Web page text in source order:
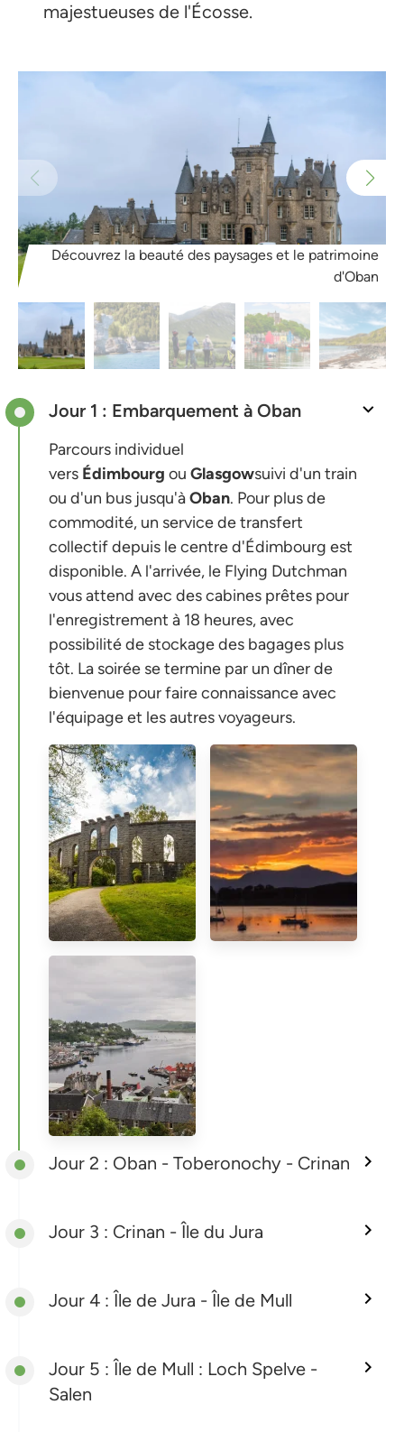
majestueuses de l'Écosse.
Découvrez la beauté des paysages et le patrimoine
d'Oban
Jour 1 : Embarquement à Oban
Parcours individuel
vers Édimbourg ou Glasgowsuivi d'un train
ou d'un bus jusqu'àOban. Pour plus de
commodité, un service de transfert
collectif depuis le centre d'Édimbourg est
disponible. A l'arrivée, le Flying Dutchman
vous attend avec des cabines prêtes pour
l'enregistrement à 18 heures, avec
possibilité de stockage des bagages plus
tôt. La soirée se termine par un dîner de
bienvenue pour faire connaissance avec
l'équipage et les autres voyageurs.
Jour 2 : Oban - Toberonochy - Crinan
Jour 3 : Crinan - Île du Jura
Jour 4 : Île de Jura - Île de Mull
Jour 5 : Île de Mull : Loch Spelve -
Salen